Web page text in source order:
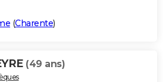
(Charente)
(49 ans)